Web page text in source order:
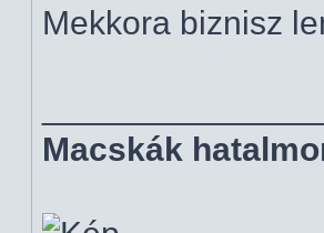
Mekkora biznisz
Macskák